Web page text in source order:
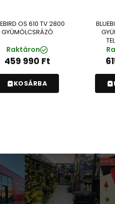
OS 610 TV 2800
GYÜMÖLCSRÁZÓ
Raktáron
459 990 Ft
KOSÁRBA